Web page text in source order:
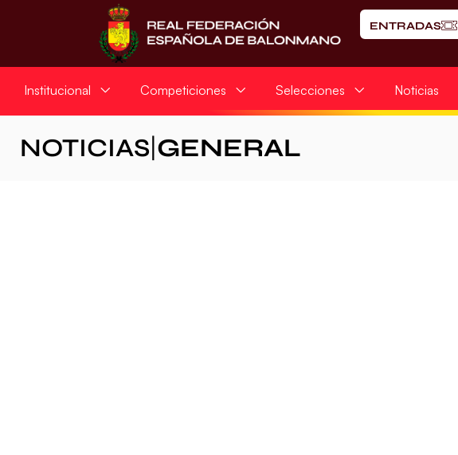
ENTRADAS
Institucional Competiciones Selecciones Noticias
NOTICIAS GENERAL